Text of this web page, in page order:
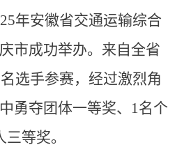
年安徽省交通运输综合
市成功举办。来自全省
选手参赛，经过激烈角
勇夺团体一等奖、1名个
等奖。